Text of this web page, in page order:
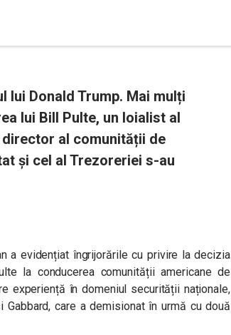
lui Donald Trump. Mai mulți
lui Bill Pulte, un loialist al
al comunității de
și cel al Trezoreriei s-au
a evidențiat îngrijorările cu privire la decizia
la conducerea comunității americane de
experiență în domeniul securității naționale,
care a demisionat în urmă cu două